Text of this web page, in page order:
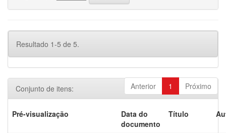
Resultado 1-5 de 5.
Anterior 1 Próximo
Conjunto de itens:
Pré-visualização
Data do
documento
Título